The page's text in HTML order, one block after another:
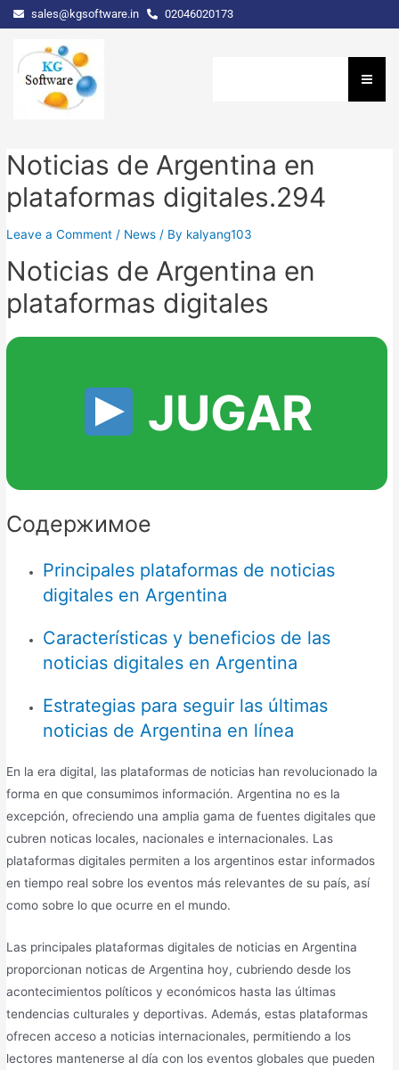
sales@kgsoftware.in 02046020173
Noticias de Argentina en
plataformas digitales.294
Leave a Comment / News / By kalyang103
Noticias de Argentina en
plataformas digitales
JUGAR
Содержимое
Principales plataformas de noticias
digitales en Argentina
Características y beneficios de las
noticias digitales en Argentina
Estrategias para seguir las últimas
noticias de Argentina en línea
En la era digital, las plataformas de noticias han revolucionado la
forma en que consumimos información. Argentina no es la
excepción, ofreciendo una amplia gama de fuentes digitales que
cubren noticas locales, nacionales e internacionales. Las
plataformas digitales permiten a los argentinos estar informados
en tiempo real sobre los eventos más relevantes de su país, así
como sobre lo que ocurre en el mundo.
Las principales plataformas digitales de noticias en Argentina
proporcionan noticas de Argentina hoy, cubriendo desde los
acontecimientos políticos y económicos hasta las últimas
tendencias culturales y deportivas. Además, estas plataformas
ofrecen acceso a noticias internacionales, permitiendo a los
lectores mantenerse al día con los eventos globales que pueden